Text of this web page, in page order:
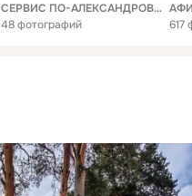
СЕРВИС ПО-АЛЕКСАНДРОВСКИ
48 фотографий
617